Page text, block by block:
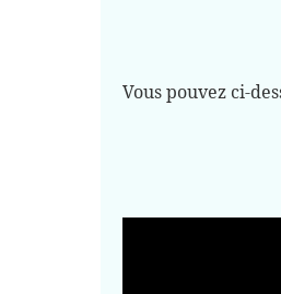
Vous pouvez ci-